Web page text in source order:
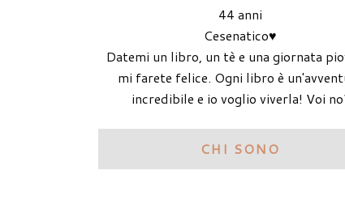
44 anni
Cesenatico♥
Datemi un libro, un tè e una giornata
mi farete felice. Ogni libro è
incredibile e io voglio viverla! Voi
CHI SONO